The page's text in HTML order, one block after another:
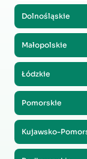
Dolnośląskie
Małopolskie
Łódzkie
Pomorskie
Kujawsko-